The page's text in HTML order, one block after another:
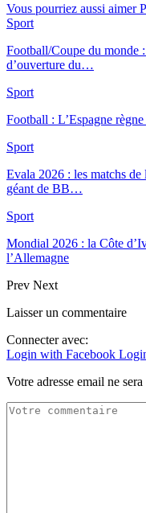
Vous pourriez aussi aimer
Sport
Football/Coupe du monde
d’ouverture du…
Sport
Football : L’Espagne
Sport
Evala 2026 : les matchs de
géant de BB…
Sport
Mondial 2026 : la Côte
l’Allemagne
Prev Next
Laisser un commentaire
Connecter avec:
Login with Facebook
Votre adresse email ne